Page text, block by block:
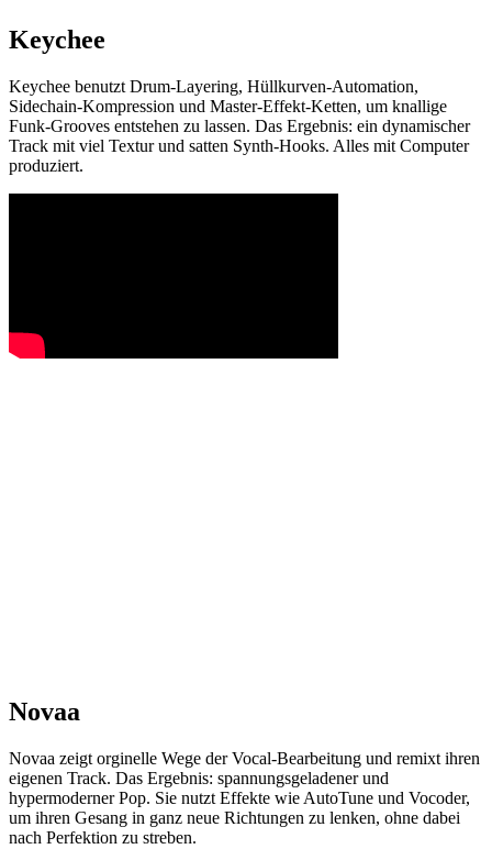
Keychee
Keychee benutzt Drum-Layering, Hüllkurven-Automation,
Sidechain-Kompression und Master-Effekt-Ketten, um knallige
Funk-Grooves entstehen zu lassen. Das Ergebnis: ein dynamischer
Track mit viel Textur und satten Synth-Hooks. Alles mit Computer
produziert.
Novaa
Novaa zeigt orginelle Wege der Vocal-Bearbeitung und remixt ihren
eigenen Track. Das Ergebnis: spannungsgeladener und
hypermoderner Pop. Sie nutzt Effekte wie AutoTune und Vocoder,
um ihren Gesang in ganz neue Richtungen zu lenken, ohne dabei
nach Perfektion zu streben.